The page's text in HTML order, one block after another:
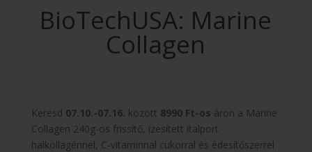
BioTechUSA: Marine
Collagen
Keresd 07.10.-07.16. között 8990 Ft-os áron a Marine
Collagen 240g-os frissítő, ízesített italport
halkollagénnel, C-vitaminnal cukorral és édesítőszerrel